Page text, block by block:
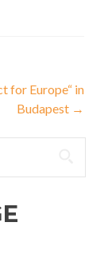
for Europe“ in
Budapest →